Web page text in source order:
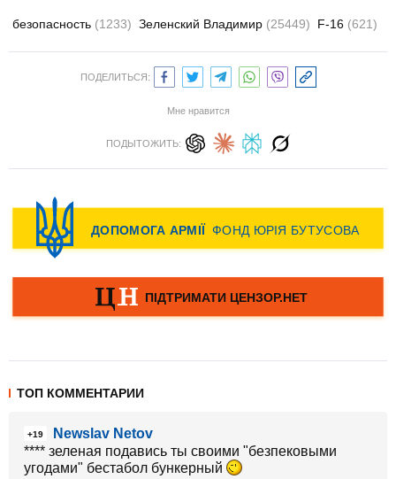
безопасность (1233) Зеленский Владимир (25449) F-16 (621)
ПОДЕЛИТЬСЯ:
Мне нравится
ПОДЫТОЖИТЬ:
ТОП КОММЕНТАРИИ
+19
Newslav Netov
**** зеленая подавись ты своими "безпековыми
угодами" бестабол бункерный